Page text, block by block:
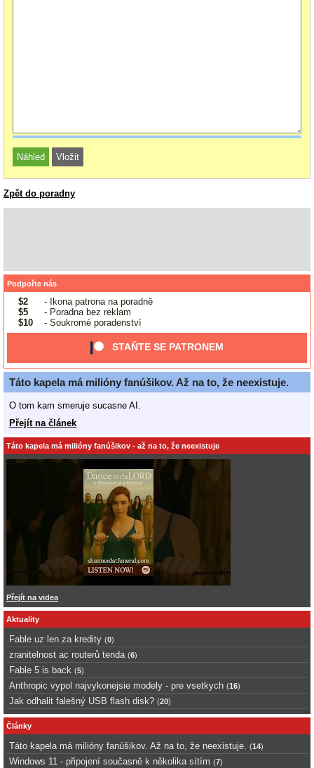
Zpět do poradny
Podpořte nás
$2
- Ikona patrona na poradně
$5
- Poradna bez reklam
$10
- Soukromé poradenství
STAŇTE SE PATRONEM
Táto kapela má milióny fanúšikov. Až na to, že neexistuje.
O tom kam smeruje sucasne AI.
Přejít na článek
Táto kapela má milióny fanúšikov - až na to, že neexistuje
Přejít na videa
Aktuality
Fable uz len za kredity (0)
zranitelnost ac routerů tenda (6)
Fable 5 is back (5)
Anthropic vypol najvykonejsie modely - pre vsetkych (16)
Jak odhalit falešný USB flash disk? (20)
Články
Táto kapela má milióny fanúšikov. Až na to, že neexistuje. (14)
Windows 11 - připojení současně k několika sítím (7)